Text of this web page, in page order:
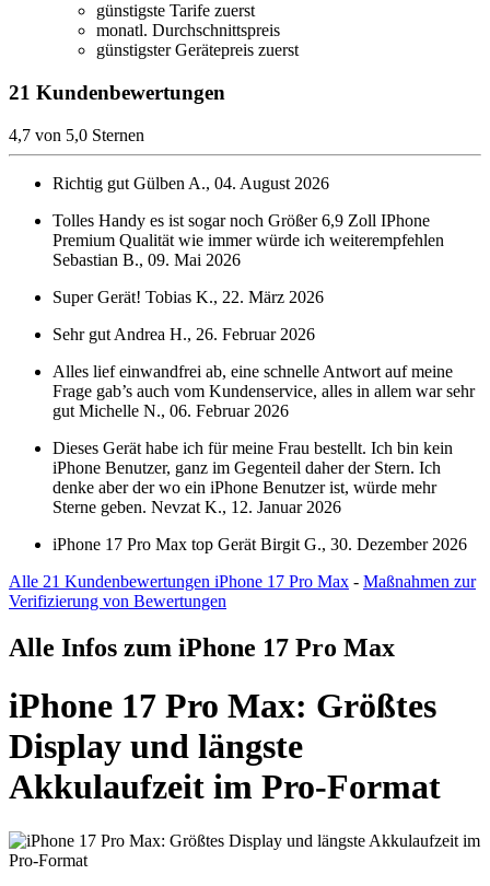
günstigste Tarife zuerst
monatl. Durchschnittspreis
günstigster Gerätepreis zuerst
21 Kundenbewertungen
4,7 von 5,0 Sternen
Richtig gut Gülben A., 04. August 2026
Tolles Handy es ist sogar noch Größer 6,9 Zoll IPhone
Premium Qualität wie immer würde ich weiterempfehlen
Sebastian B., 09. Mai 2026
Super Gerät! Tobias K., 22. März 2026
Sehr gut Andrea H., 26. Februar 2026
Alles lief einwandfrei ab, eine schnelle Antwort auf meine
Frage gab’s auch vom Kundenservice, alles in allem war sehr
gut Michelle N., 06. Februar 2026
Dieses Gerät habe ich für meine Frau bestellt. Ich bin kein
iPhone Benutzer, ganz im Gegenteil daher der Stern. Ich
denke aber der wo ein iPhone Benutzer ist, würde mehr
Sterne geben. Nevzat K., 12. Januar 2026
iPhone 17 Pro Max top Gerät Birgit G., 30. Dezember 2026
Alle 21 Kundenbewertungen iPhone 17 Pro Max - Maßnahmen zur
Verifizierung von Bewertungen
Alle Infos zum iPhone 17 Pro Max
iPhone 17 Pro Max: Größtes
Display und längste
Akkulaufzeit im Pro-Format